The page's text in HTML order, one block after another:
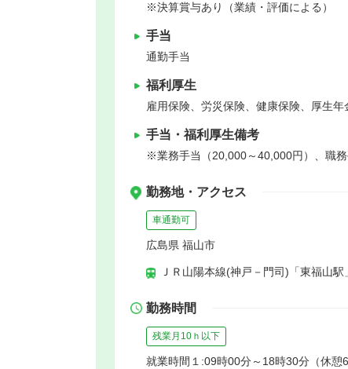
※決算賞与あり（業績・評価による）
手当
通勤手当
福利厚生
雇用保険、労災保険、健康保険、厚生年
手当・福利厚生備考
※業務手当（20,000～40,000円）、職
勤務地・アクセス
車通勤可
広島県 福山市
ＪＲ山陽本線(神戸－門司)「東福山
勤務時間
残業月10ｈ以下
就業時間１:09時00分～18時30分（休憩